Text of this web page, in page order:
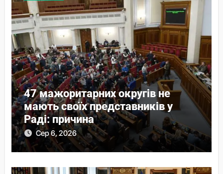
47 мажоритарних округів не
мають своїх представників у
Раді: причина
Сер 6, 2026